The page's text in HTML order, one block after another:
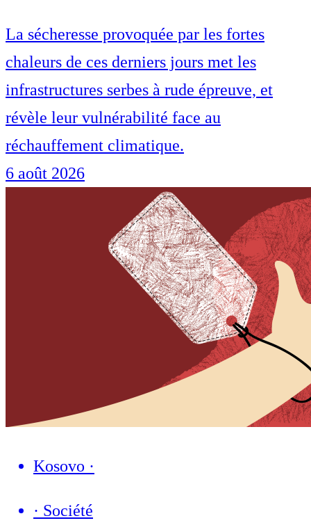
La sécheresse provoquée par les fortes
chaleurs de ces derniers jours met les
infrastructures serbes à rude épreuve, et
révèle leur vulnérabilité face au
réchauffement climatique.
6 août 2026
Kosovo ·
· Société